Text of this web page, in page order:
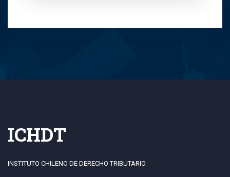
ICHDT
INSTITUTO CHILENO DE DERECHO TRIBUTARIO